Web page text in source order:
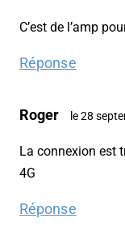
C’est de l’amp
Réponse
Roger le 28
La connexion est
4G
Réponse